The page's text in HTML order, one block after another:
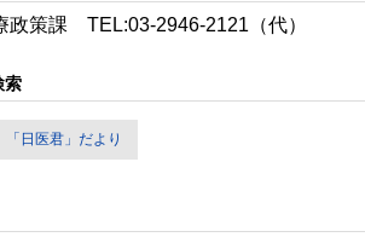
政策課 TEL:03-2946-2121（代）
索
「日医君」だより